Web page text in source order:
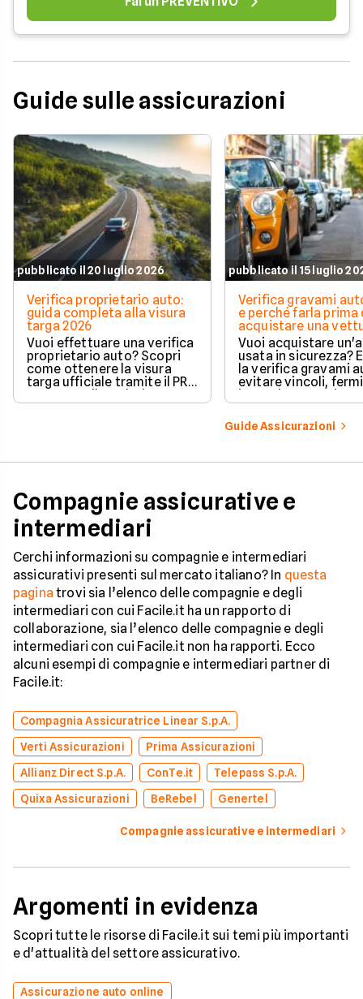
Guide sulle assicurazioni
pubblicato il 20 luglio 2026
Verifica proprietario auto:
guida completa alla visura
targa 2026
Vuoi effettuare una verifica
proprietario auto? Scopri
come ottenere la visura
targa ufficiale tramite il PRA
per controllare dati e
vincoli in totale sicurezza.
pubblicato il 15 luglio
Verifica gravami
e perché farla prima
acquistare una
Vuoi acquistare
usata in sicurezza?
la verifica gravami
evitare vincoli,
ipoteche. Scopri
tutelare il tuo
Guide Assicurazioni
Compagnie assicurative e
intermediari
Cerchi informazioni su compagnie e intermediari
assicurativi presenti sul mercato italiano? In questa
pagina trovi sia l’elenco delle compagnie e degli
intermediari con cui Facile.it ha un rapporto di
collaborazione, sia l’elenco delle compagnie e degli
intermediari con cui Facile.it non ha rapporti. Ecco
alcuni esempi di compagnie e intermediari partner di
Facile.it:
Compagnia Assicuratrice Linear S.p.A.
Verti Assicurazioni
Prima Assicurazioni
Allianz Direct S.p.A.
ConTe.it
Telepass S.p.A.
Quixa Assicurazioni
BeRebel Genertel
Compagnie assicurative e intermediari
Argomenti in evidenza
Scopri tutte le risorse di Facile.it sui temi più importanti
e d'attualità del settore assicurativo.
Assicurazione auto online